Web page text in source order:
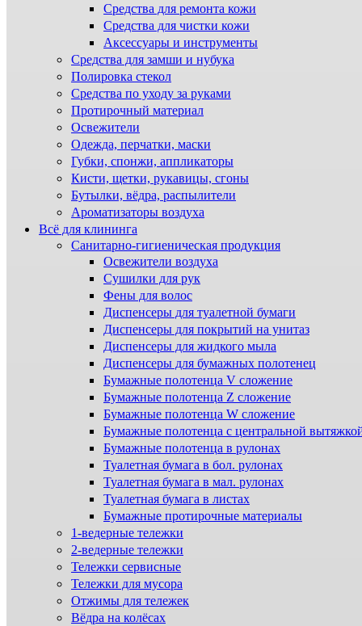
Средства для ремонта кожи
Средства для чистки кожи
Аксессуары и инструменты
Средства для замши и нубука
Полировка стекол
Средства по уходу за руками
Протирочный материал
Освежители
Одежда, перчатки, маски
Губки, спонжи, аппликаторы
Кисти, щетки, рукавицы, сгоны
Бутылки, вёдра, распылители
Ароматизаторы воздуха
Всё для клининга
Санитарно-гигиеническая продукция
Освежители воздуха
Сушилки для рук
Фены для волос
Диспенсеры для туалетной бумаги
Диспенсеры для покрытий на унитаз
Диспенсеры для жидкого мыла
Диспенсеры для бумажных полотенец
Бумажные полотенца V сложение
Бумажные полотенца Z сложение
Бумажные полотенца W сложение
Бумажные полотенца с центральной
Бумажные полотенца в рулонах
Туалетная бумага в бол. рулонах
Туалетная бумага в мал. рулонах
Туалетная бумага в листах
Бумажные протирочные материалы
1-ведерные тележки
2-ведерные тележки
Тележки сервисные
Тележки для мусора
Отжимы для тележек
Вёдра на колёсах